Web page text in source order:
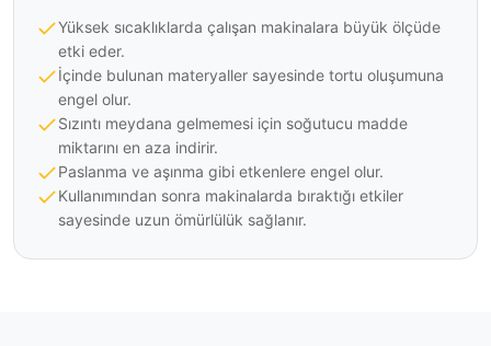
Yüksek sıcaklıklarda çalışan makinalara büyük ölçüde
etki eder.
İçinde bulunan materyaller sayesinde tortu oluşumuna
engel olur.
Sızıntı meydana gelmemesi için soğutucu madde
miktarını en aza indirir.
Paslanma ve aşınma gibi etkenlere engel olur.
Kullanımından sonra makinalarda bıraktığı etkiler
sayesinde uzun ömürlülük sağlanır.